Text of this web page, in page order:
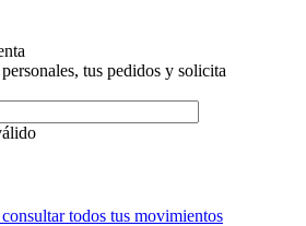
tus pedidos y solicita
todos tus movimientos